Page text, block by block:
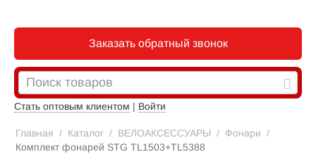
Заказать обратный звонок
Стать оптовым клиентом | Войти
Главная / Каталог / ВЕЛОАКСЕССУАРЫ / Фонари /
Комплект фонарей STG TL1503+TL5388